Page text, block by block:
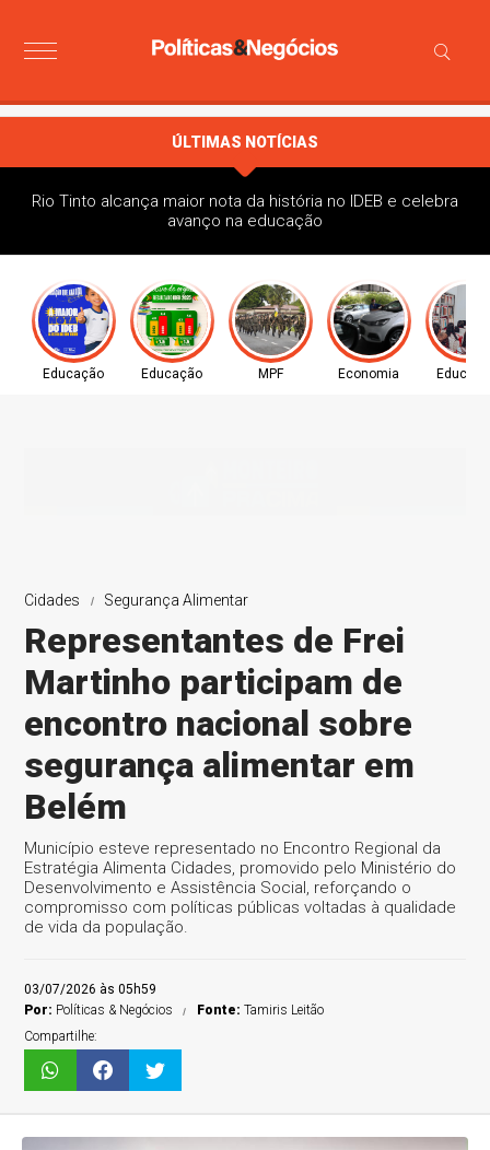
ÚLTIMAS NOTÍCIAS
Rio Tinto alcança maior nota da história no IDEB e celebra
avanço na educação
Educação Educação MPF Economia
Cidades Segurança Alimentar
Representantes de Frei
Martinho participam de
encontro nacional sobre
segurança alimentar em
Belém
Município esteve representado no Encontro Regional da
Estratégia Alimenta Cidades, promovido pelo Ministério do
Desenvolvimento e Assistência Social, reforçando o
compromisso com políticas públicas voltadas à qualidade
de vida da população.
03/07/2026 às 05h59
Por: Políticas & Negócios Fonte:Tamiris Leitão
Compartilhe: